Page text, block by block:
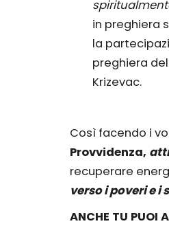
in preghiera
la
preghiera
Krizevac.
Così facendo i
Provvidenza,
recuperare
verso i poveri e i
ANCHE TU PUOI